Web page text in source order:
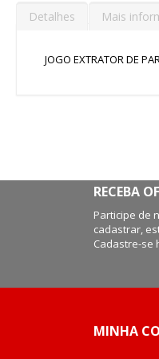
Galeria
Detalhes
JOGO EXTRATOR DE
Mais
RECEBA
Participe de
cadastrar,
Cadastre-se
MINHA